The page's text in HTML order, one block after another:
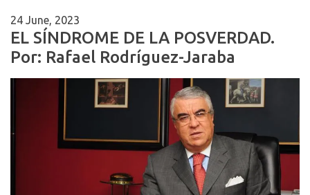
Investigación, Cuentos y Libros
24 June, 2023
EL SÍNDROME DE LA POSVERDAD.
Por: Rafael Rodríguez-Jaraba